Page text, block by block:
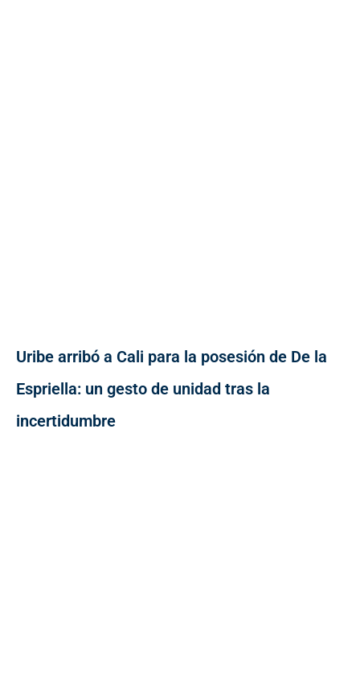
Uribe arribó a Cali para la posesión de De la
Espriella: un gesto de unidad tras la
incertidumbre